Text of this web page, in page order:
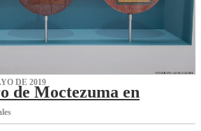
DE 2019
de Moctezuma en